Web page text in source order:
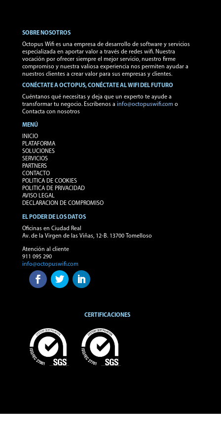
SOBRE NOSOTROS
Octopus Wifi es una empresa de desarrollo de software y servicios
especializada en aportar valor a través de redes wifi. Nuestra
vocación por ofrecer siempre el mejor servicio, nuestro firme
compromiso y nuestra valiosa experiencia nos permiten ayudar a
nuestros clientes a crear valor para sus empresas y clientes.
CONÉCTATE A OCTOPUS, CONÉCTATE AL WIFI DEL FUTURO
Cuéntanos qué necesitas y deja que un experto te ayude a
transformar tu negocio. Escríbenos a info@octopuswifi.como
Contacta con nosotros
MENÚ
INICIO
PLATAFORMA
SOLUCIONES
SERVICIOS
PARTNERS
CONTACTO
POLITICA DE COOKIES
POLITICA DE PRIVACIDAD
AVISO LEGAL
DECLARACION DE COMPROMISO
EL PODER DE LOS DATOS
Oficinas en Ciudad Real
Av. de la Virgen de las Viñas, 12-B. 13700 Tomelloso
Atención al cliente
911 095 290
info@octopuswifi.com
CERTIFICACIONES